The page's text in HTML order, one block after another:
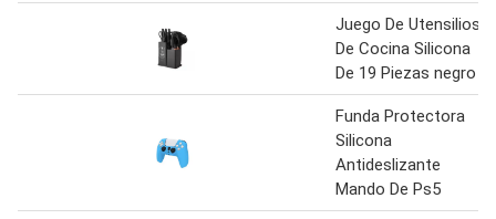
Juego De Utensilios
De Cocina Silicona
De 19 Piezas negro
Funda Protectora
Silicona
Antideslizante
Mando De Ps5